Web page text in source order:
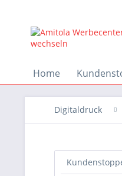
Home
Digitaldruck